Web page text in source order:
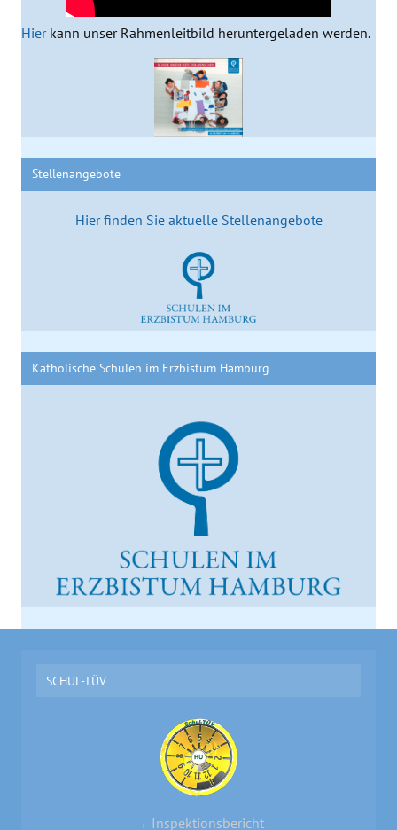
Hierkann unser Rahmenleitbild heruntergeladen werden.
Stellenangebote
Hier finden Sie aktuelle Stellenangebote
Katholische Schulen im Erzbistum Hamburg
SCHUL-TÜV
→ Inspektionsbericht